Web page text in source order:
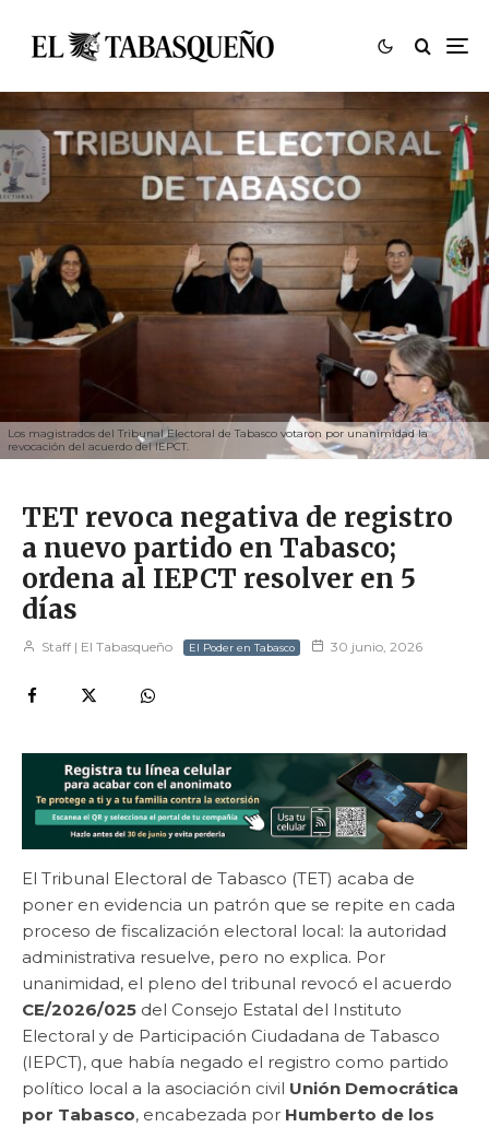
Los magistrados del Tribunal Electoral de Tabasco votaron por unanimidad la
revocación del acuerdo del IEPCT.
TET revoca negativa de registro
a nuevo partido en Tabasco;
ordena al IEPCT resolver en 5
días
Staff | El Tabasqueño El Poder en Tabasco 30 junio, 2026
El Tribunal Electoral de Tabasco (TET) acaba de
poner en evidencia un patrón que se repite en cada
proceso de fiscalización electoral local: la autoridad
administrativa resuelve, pero no explica. Por
unanimidad, el pleno del tribunal revocó el acuerdo
CE/2026/025 del Consejo Estatal del Instituto
Electoral y de Participación Ciudadana de Tabasco
(IEPCT), que había negado el registro como partido
político local a la asociación civil Unión Democrática
por Tabasco, encabezada por Humberto de los